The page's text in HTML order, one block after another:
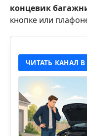
концевик
кнопке или
ЧИТАТЬ КАНАЛ В